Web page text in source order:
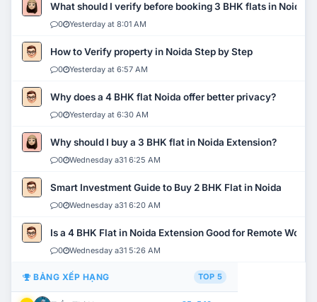
What should I verify before booking 3 BHK flats in Noida?
0 Yesterday at 8:01 AM
How to Verify property in Noida Step by Step
0 Yesterday at 6:57 AM
Why does a 4 BHK flat Noida offer better privacy?
0 Yesterday at 6:30 AM
Why should I buy a 3 BHK flat in Noida Extension?
0 Wednesday a31 6:25 AM
Smart Investment Guide to Buy 2 BHK Flat in Noida
0 Wednesday a31 6:20 AM
Is a 4 BHK Flat in Noida Extension Good for Remote Work?
0 Wednesday a31 5:26 AM
BẢNG XẾP HẠNG TOP 5